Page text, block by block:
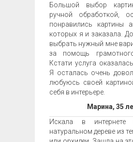
Большой выбор
ручной обработкой,
понравились картины
которых я и заказала.
выбрать нужный мне
за помощь
Кстати услуга
Я осталась очень
любуюсь своей
себя в интерьере.
Марина, 35
Искала в интернете
натуральном дереве из